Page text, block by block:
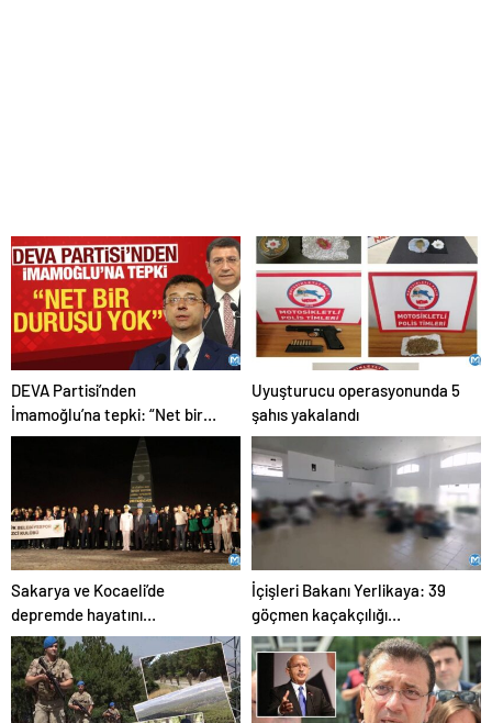
DEVA Partisi’nden
İmamoğlu’na tepki: “Net bir
duruşu yok”
Uyuşturucu operasyonunda 5
şahıs yakalandı
Sakarya ve Kocaeli’de
depremde hayatını
kaybedenler dualarla anıldı
İçişleri Bakanı Yerlikaya: 39
göçmen kaçakçılığı
organizatörü yakalandı